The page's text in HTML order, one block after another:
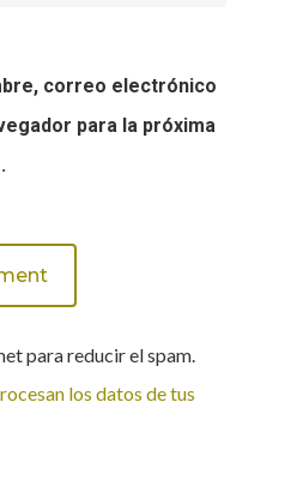
correo electrónico
para la próxima
para reducir el spam.
los datos de tus